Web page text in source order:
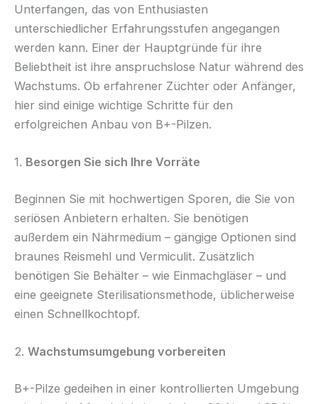
Unterfangen, das von Enthusiasten
unterschiedlicher Erfahrungsstufen angegangen
werden kann. Einer der Hauptgründe für ihre
Beliebtheit ist ihre anspruchslose Natur während des
Wachstums. Ob erfahrener Züchter oder Anfänger,
hier sind einige wichtige Schritte für den
erfolgreichen Anbau von B+-Pilzen.
1. Besorgen Sie sich Ihre Vorräte
Beginnen Sie mit hochwertigen Sporen, die Sie von
seriösen Anbietern erhalten. Sie benötigen
außerdem ein Nährmedium – gängige Optionen sind
braunes Reismehl und Vermiculit. Zusätzlich
benötigen Sie Behälter – wie Einmachgläser – und
eine geeignete Sterilisationsmethode, üblicherweise
einen Schnellkochtopf.
2. Wachstumsumgebung vorbereiten
B+-Pilze gedeihen in einer kontrollierten Umgebung